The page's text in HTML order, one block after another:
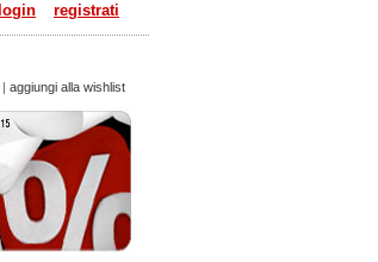
login registrati
| aggiungi alla wishlist